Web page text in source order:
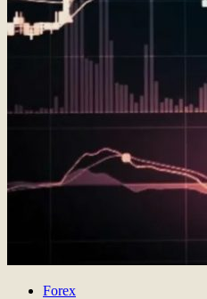
Forex